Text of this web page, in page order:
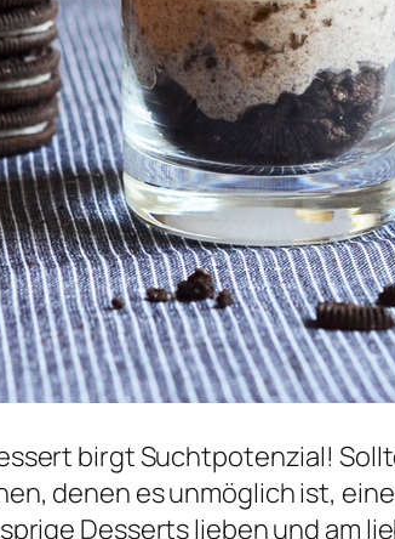
birgt Suchtpotenzial!
denen es unmöglich ist,
Desserts lieben und am